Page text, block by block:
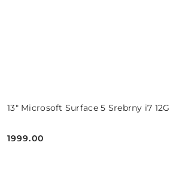
13" Microsoft Surface 5 Srebrny i7
Cena:
1999.00